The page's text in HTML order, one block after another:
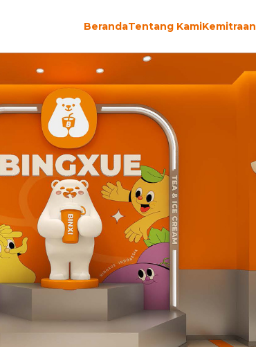
BerandaTentang KamiKemitraan